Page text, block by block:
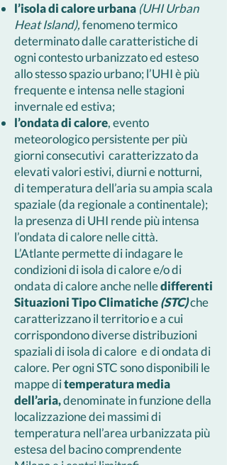
l’isola di calore urbana (UHI Urban
Heat Island),fenomeno termico
determinato dalle caratteristiche di
ogni contesto urbanizzato ed esteso
allo stesso spazio urbano; l’UHI è più
frequente e intensa nelle stagioni
invernale ed estiva;
l’ondata di calore, evento
meteorologico persistente per più
giorni consecutivi caratterizzato da
elevati valori estivi, diurni e notturni,
di temperatura dell’aria su ampia scala
spaziale (da regionale a continentale);
la presenza di UHI rende più intensa
l’ondata di calore nelle città.
L’Atlante permette di indagare le
condizioni di isola di calore e/o di
ondata di calore anche nelledifferenti
Situazioni Tipo Climatiche(STC)che
caratterizzano il territorio e a cui
corrispondono diverse distribuzioni
spaziali di isola di calore e di ondata di
calore. Per ogni STC sono disponibili le
mappe ditemperatura media
dell’aria,denominate in funzione della
localizzazione dei massimi di
temperatura nell’area urbanizzata più
estesa del bacino comprendente